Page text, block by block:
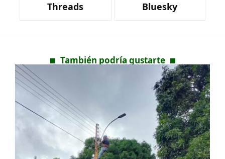
Threads Bluesky
También podría gustarte